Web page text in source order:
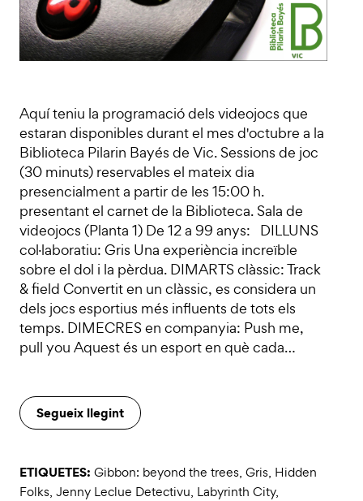
Aquí teniu la programació dels videojocs que
estaran disponibles durant el mes d'octubre a la
Biblioteca Pilarin Bayés de Vic. Sessions de joc
(30 minuts) reservables el mateix dia
presencialment a partir de les 15:00 h.
presentant el carnet de la Biblioteca. Sala de
videojocs (Planta 1) De 12 a 99 anys: DILLUNS
col·laboratiu: Gris Una experiència increïble
sobre el dol i la pèrdua. DIMARTS clàssic: Track
& field Convertit en un clàssic, es considera un
dels jocs esportius més influents de tots els
temps. DIMECRES en companyia: Push me,
pull you Aquest és un esport en què cada…
Segueix llegint
ETIQUETES: Gibbon: beyond the trees, Gris, Hidden
Folks, Jenny Leclue Detectivu, Labyrinth City,